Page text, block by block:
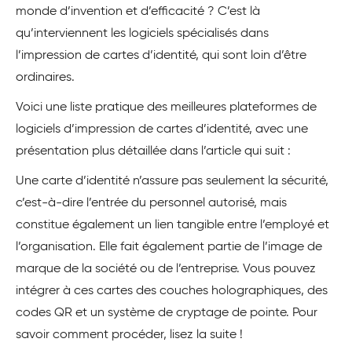
monde d’invention et d’efficacité ? C’est là
qu’interviennent les logiciels spécialisés dans
l’impression de cartes d’identité, qui sont loin d’être
ordinaires.
Voici une liste pratique des meilleures plateformes de
logiciels d’impression de cartes d’identité, avec une
présentation plus détaillée dans l’article qui suit :
Une carte d’identité n’assure pas seulement la sécurité,
c’est-à-dire l’entrée du personnel autorisé, mais
constitue également un lien tangible entre l’employé et
l’organisation. Elle fait également partie de l’image de
marque de la société ou de l’entreprise. Vous pouvez
intégrer à ces cartes des couches holographiques, des
codes QR et un système de cryptage de pointe. Pour
savoir comment procéder, lisez la suite !